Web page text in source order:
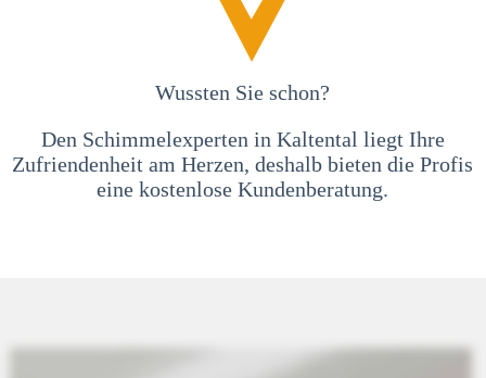
Wussten Sie schon?
Den Schimmelexperten in Kaltental liegt Ihre
Zufriendenheit am Herzen, deshalb bieten die Profis
eine kostenlose Kundenberatung.